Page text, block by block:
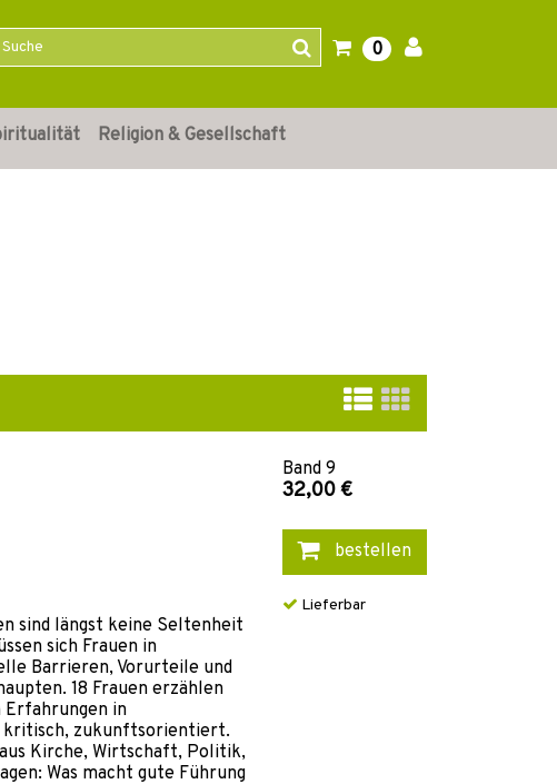
0
Religion & Gesellschaft
sind längst keine Seltenheit
sich Frauen in
Barrieren, Vorurteile und
18 Frauen erzählen
Erfahrungen in
kritisch, zukunftsorientiert.
Kirche, Wirtschaft, Politik,
Was macht gute Führung
Band 9
32,00 €
bestellen
Lieferbar